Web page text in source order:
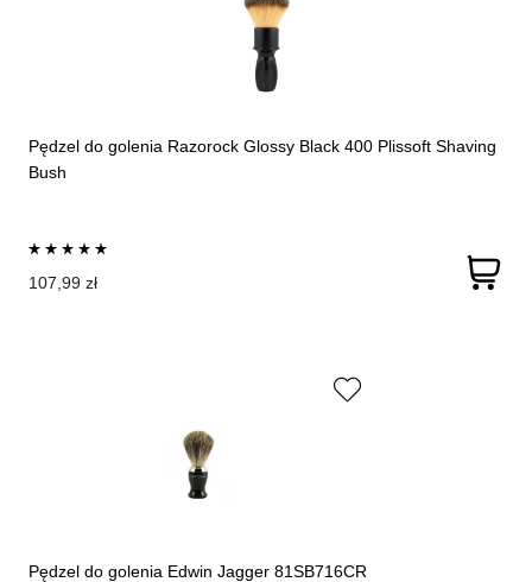
Pędzel do golenia Razorock Glossy Black 400 Plissoft Shaving
Bush
107,99 zł
Pędzel do golenia Edwin Jagger 81SB716CR